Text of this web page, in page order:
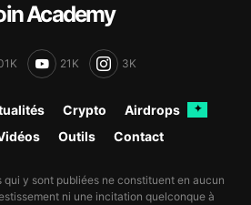
Academy
21K 3K
Crypto Airdrops ✦
Outils Contact
y sont publiées ne constituent en aucun
ni une incitation quelconque à